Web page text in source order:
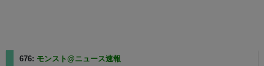
676: モンスト@ニュース速報